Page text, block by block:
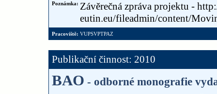
Poznámka: Závěrečná zpráva projektu -
eutin.eu/fileadmin/content/
Pracoviště: VUPSVPTPAZ
Publikační činnost: 2010
BAO - odborné monografie